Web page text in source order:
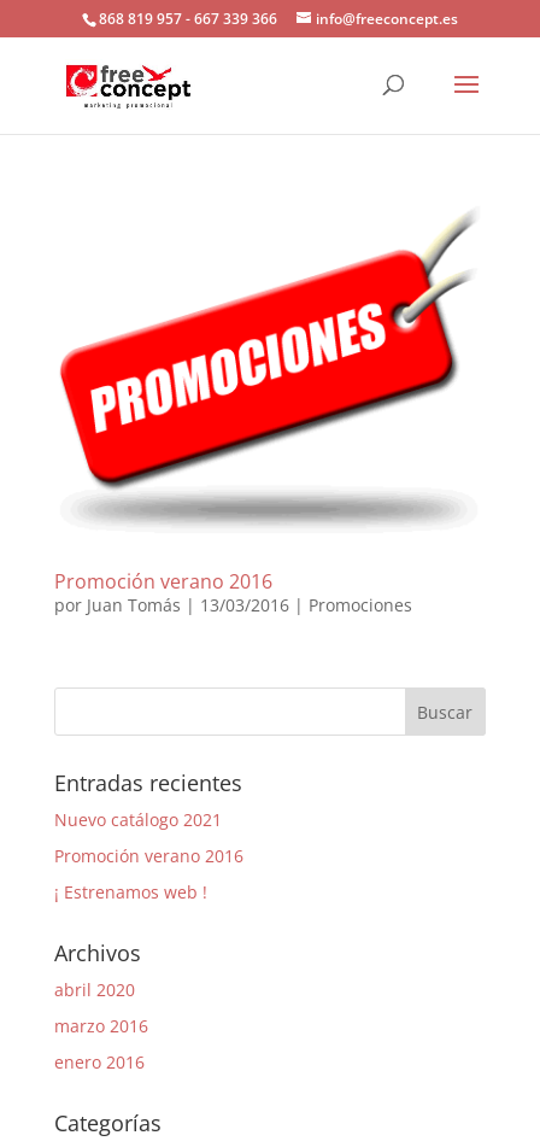
868 819 957 - 667 339 366 info@freeconcept.es
Promoción verano 2016
por Juan Tomás | 13/03/2016| Promociones
Entradas recientes
Nuevo catálogo 2021
Promoción verano 2016
¡ Estrenamos web !
Archivos
abril 2020
marzo 2016
enero 2016
Categorías